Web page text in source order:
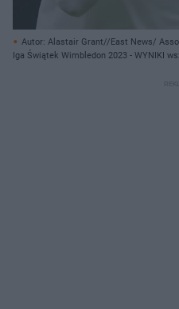
Autor: Alastair Grant//East News/
Iga Świątek Wimbledon 2023 - WYNIKI